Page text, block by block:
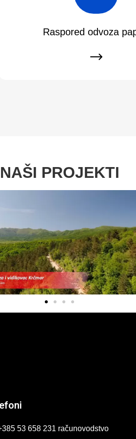
Raspored odvoza
NAŠI PROJEKTI
53 658 231 računovodstvo